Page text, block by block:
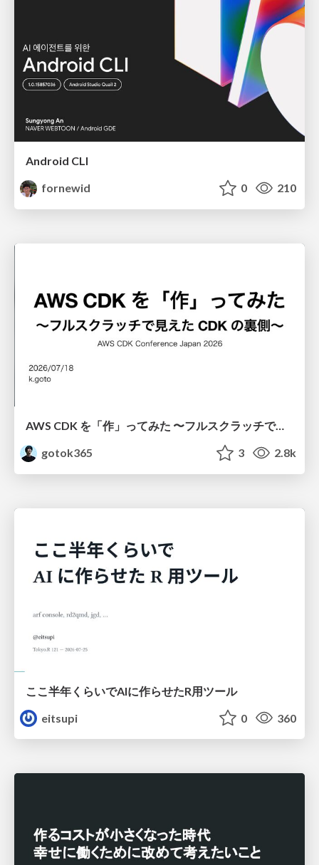
Android CLI
fornewid
0 210
AWS CDK を「作」ってみた 〜フルスクラッチで見えた CDK の裏側〜 / aws-cdk-from-scratch
gotok365
3 2.8k
ここ半年くらいでAIに作らせたR用ツール
eitsupi
0 360